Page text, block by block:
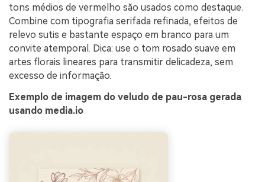
tons médios de vermelho são usados como destaque.
Combine com tipografia serifada refinada, efeitos de
relevo sutis e bastante espaço em branco para um
convite atemporal. Dica: use o tom rosado suave em
artes florais lineares para transmitir delicadeza, sem
excesso de informação.
Exemplo de imagem do veludo de pau-rosa gerada
usando media.io